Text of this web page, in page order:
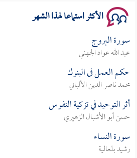
الأكثر استماعا لهذا الشهر
سورة البروج
عبد الله عواد الجهني
حكم العمل فى البنوك
محمد ناصر الدين الألباني
أثر التوحيد في تزكية النفوس
حسن أبو الأشبال الزهيري
سورة النساء
رشيد بلعالية